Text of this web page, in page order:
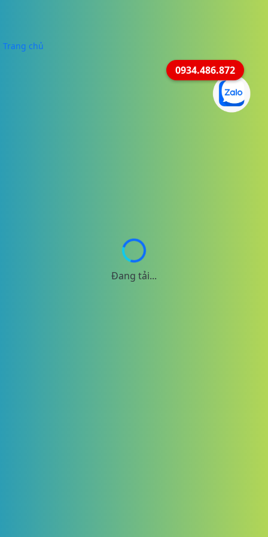
Trang chủ
Đang tải...
0934.486.872